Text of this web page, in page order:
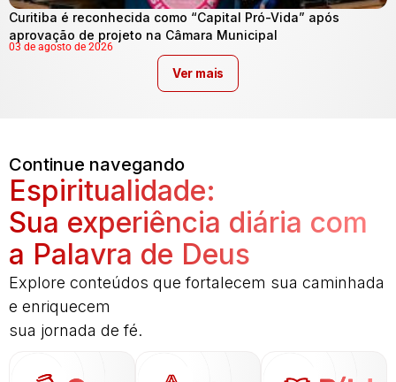
Curitiba é reconhecida como “Capital Pró-Vida” após
aprovação de projeto na Câmara Municipal
03 de agosto de 2026
Ver mais
Continue navegando
Espiritualidade:
Sua experiência diária com
a Palavra de Deus
Explore conteúdos que fortalecem sua caminhada
e enriquecem
sua jornada de fé.